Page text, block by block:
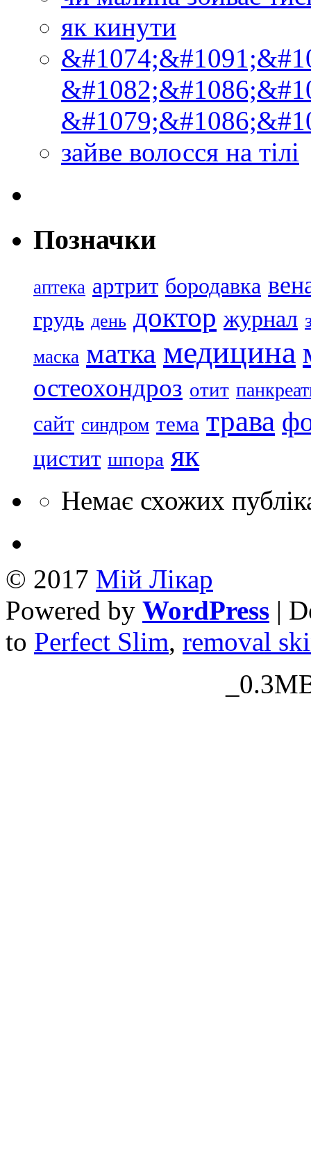
як кинути
зайве волосся на тілі
Позначки
аптека артрит бородавка
грудь день доктор журнал
маска матка медицина
остеохондроз отит
сайт синдром тема трава
цистит шпора як
Немає схожих
© 2017 Mій Лікар
Powered by WordPress |
to Perfect Slim, removal